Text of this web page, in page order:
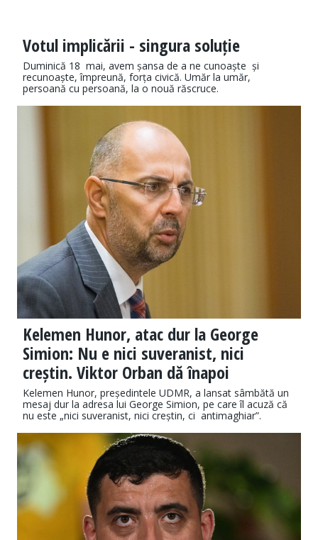
Votul implicării - singura soluție
Duminică 18 mai, avem șansa de a ne cunoaște și
recunoaște, împreună, forța civică. Umăr la umăr,
persoană cu persoană, la o nouă răscruce.
Kelemen Hunor, atac dur la George
Simion: Nu e nici suveranist, nici
creștin. Viktor Orban dă înapoi
Kelemen Hunor, președintele UDMR, a lansat sâmbătă un
mesaj dur la adresa lui George Simion, pe care îl acuză că
nu este „nici suveranist, nici creștin, ci antimaghiar”.